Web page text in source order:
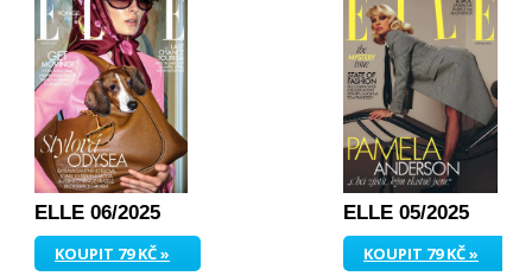
ELLE 06/2025
KOUPIT 79 KČ »
ELLE 05/2025
KOUPIT 79 KČ »